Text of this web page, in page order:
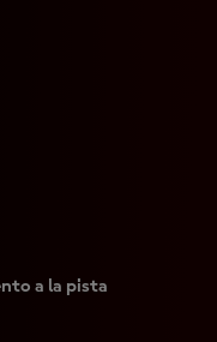
a la pista